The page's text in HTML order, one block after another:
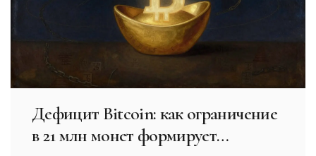
Дефицит Bitcoin: как ограничение
в 21 млн монет формирует